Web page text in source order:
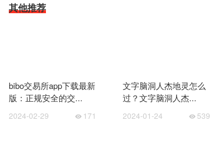
其他推荐
bibo交易所app下载最新
版：正规安全的交...
2024-02-29 171
文字脑洞人杰地灵怎么
过？文字脑洞人杰...
2024-01-24 539